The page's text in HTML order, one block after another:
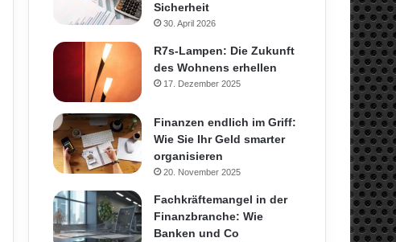
Sicherheit
30. April 2026
R7s-Lampen: Die Zukunft
des Wohnens erhellen
17. Dezember 2025
Finanzen endlich im Griff:
Wie Sie Ihr Geld smarter
organisieren
20. November 2025
Fachkräftemangel in der
Finanzbranche: Wie
Banken und Co